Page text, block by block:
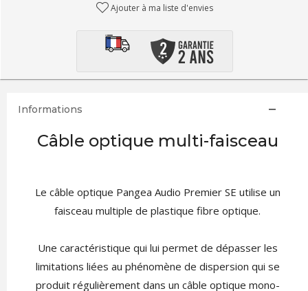
Ajouter à ma liste d'envies
Informations
Câble optique multi-faisceau
Le câble optique Pangea Audio Premier SE utilise un
faisceau multiple de plastique fibre optique.
Une caractéristique qui lui permet de dépasser les
limitations liées au phénomène de dispersion qui se
produit régulièrement dans un câble optique mono-